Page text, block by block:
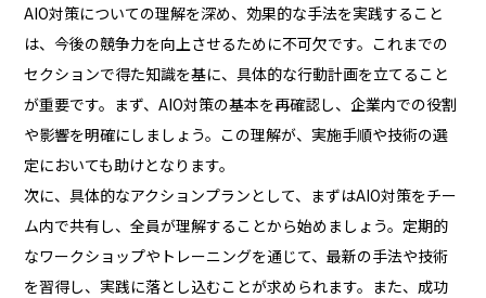
AIO対策についての理解を深め、効果的な手法を実践すること
は、今後の競争力を向上させるために不可欠です。これまでの
セクションで得た知識を基に、具体的な行動計画を立てること
が重要です。まず、AIO対策の基本を再確認し、企業内での役割
や影響を明確にしましょう。この理解が、実施手順や技術の選
定においても助けとなります。
次に、具体的なアクションプランとして、まずはAIO対策をチー
ム内で共有し、全員が理解することから始めましょう。定期的
なワークショップやトレーニングを通じて、最新の手法や技術
を習得し、実践に落とし込むことが求められます。また、成功